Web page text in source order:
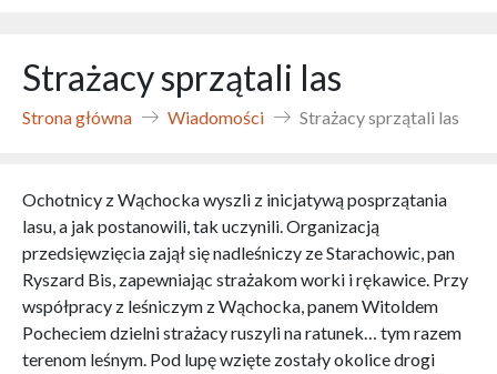
Strażacy sprzątali las
Strona główna Wiadomości Strażacy sprzątali las
Ochotnicy z Wąchocka wyszli z inicjatywą posprzątania
lasu, a jak postanowili, tak uczynili. Organizacją
przedsięwzięcia zajął się nadleśniczy ze Starachowic, pan
Ryszard Bis, zapewniając strażakom worki i rękawice. Przy
współpracy z leśniczym z Wąchocka, panem Witoldem
Pocheciem dzielni strażacy ruszyli na ratunek… tym razem
terenom leśnym. Pod lupę wzięte zostały okolice drogi